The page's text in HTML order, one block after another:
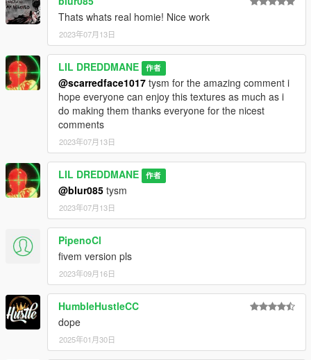
Thats whats real homie! Nice work
2023年07月13日
LIL DREDDMANE 作者
@scarredface1017 tysm for the amazing comment i
hope everyone can enjoy this textures as much as i
do making them thanks everyone for the nicest
comments
2023年07月13日
LIL DREDDMANE 作者
@blur085 tysm
2023年07月13日
PipenoCl
fivem version pls
2023年09月16日
HumbleHustleCC
dope
2025年01月30日